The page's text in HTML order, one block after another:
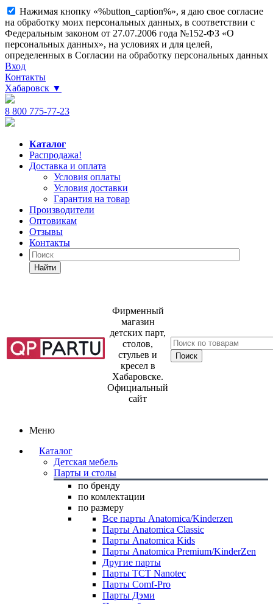
Нажимая кнопку «%button_caption%», я даю свое согласие
на обработку моих персональных данных, в соответствии с
Федеральным законом от 27.07.2006 года №152-ФЗ «О
персональных данных», на условиях и для целей,
определенных в Согласии на обработку персональных данных
Вход
Контакты
Хабаровск ▼
8 800 775-77-23
Каталог
Распродажа!
Доставка и оплата
Условия оплаты
Условия доставки
Гарантия на товар
Производители
Оптовикам
Отзывы
Контакты
Найти
Фирменный
магазин
детских парт,
столов,
стульев и
кресел в
Хабаровске.
Официальный
сайт
Меню
Каталог
Детская мебель
Парты и столы
по бренду
по комлектации
по размеру
Все парты Anatomica/Kinderzen
Парты Anatomica Classic
Парты Anatomica Kids
Парты Anatomica Premium/KinderZen
Другие парты
Парты TCT Nanotec
Парты Comf-Pro
Парты Дэми